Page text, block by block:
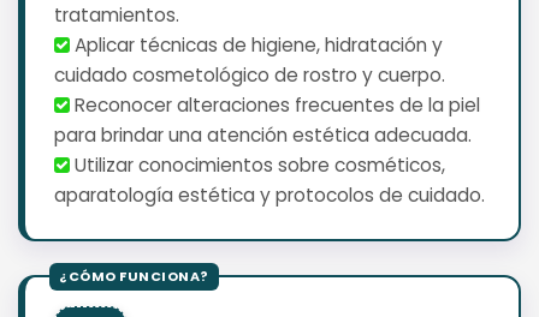
tratamientos.
️ Aplicar técnicas de higiene, hidratación y
cuidado cosmetológico de rostro y cuerpo.
️ Reconocer alteraciones frecuentes de la piel
para brindar una atención estética adecuada.
️ Utilizar conocimientos sobre cosméticos,
aparatología estética y protocolos de cuidado.